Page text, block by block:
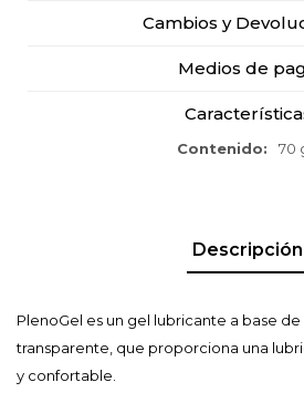
Cambios y
Medios de
Contenido 70
Descripción
PlenoGel es un gel lubricante a base
transparente, que proporciona una
y confortable.